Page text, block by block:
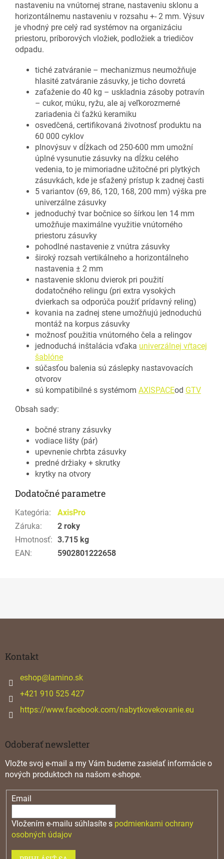
nastaveniu na vnútornej strane, nastaveniu sklonu a
horizontálnemu nastaveniu v rozsahu +- 2 mm. Výsuv
je vhodný pre celý rad systémov na organizáciu
priestoru, príborových vložiek, podložiek a triedičov
odpadu.
tiché zatváranie – mechanizmus neumožňuje
hlasité zatváranie zásuvky, je ticho dovretá
zaťaženie do 40 kg – uskladnia zásoby potravín
– cukor, múku, ryžu, ale aj veľkorozmerné
zariadenia či ťažkú keramiku
osvedčená, certifikovaná životnosť produktu na
60 000 cyklov
plnovýsuv v dĺžkach od 250-600 mm umožní
úplné vysunutie zásuvky na dĺžku celého
vedenia, to je mimoriadne užitočné pri plytkých
zásuvkách, kde je sťažený prístup k zadnej časti
5 variantov (69, 86, 120, 168, 200 mm) výška pre
univerzálne zásuvky
jednoduchý tvar bočnice so šírkou len 14 mm
umožňuje maximálne využitie vnútorného
priestoru zásuvky
pohodlné nastavenie z vnútra zásuvky
široký rozsah vertikálneho a horizontálneho
nastavenia ± 2 mm
nastavenie sklonu dvierok pri použití
dodatočného relingu (pri extra vysokých
dvierkach sa odporúča použiť prídavný reling)
kovania na zadnej stene umožňujú jednoduchú
montáž na korpus zásuvky
možnosť použitia vnútorného čela a relingov
jednoduchá inštalácia vďaka univerzálnej vŕtacej
šablóne
súčasťou balenia sú záslepky nastavovacích
otvorov
sú kompatibilné s systémom AXISPACEod GTV
Obsah sady:
bočné strany zásuvky
vodiace lišty (pár)
upevnenie chrbta zásuvky
predné držiaky + skrutky
krytky na otvory
Dodatočné parametre
Kategória:
AxisPro
Záruka:
2 roky
Hmotnosť: 3.715 kg
EAN: 5902801222658
Kontakt
eshop@ lamino.sk
+421 910 525 427
https://www.facebook.com/nabytkovekovanie.eu
Odoberať newsletter
Vložte svoj e-mail a my Vám budeme zasielať informácie o
nových produktoch na našom e-shope.
Email
Vložením e-mailu súhlasíte s podmienkami ochrany
osobných údajov